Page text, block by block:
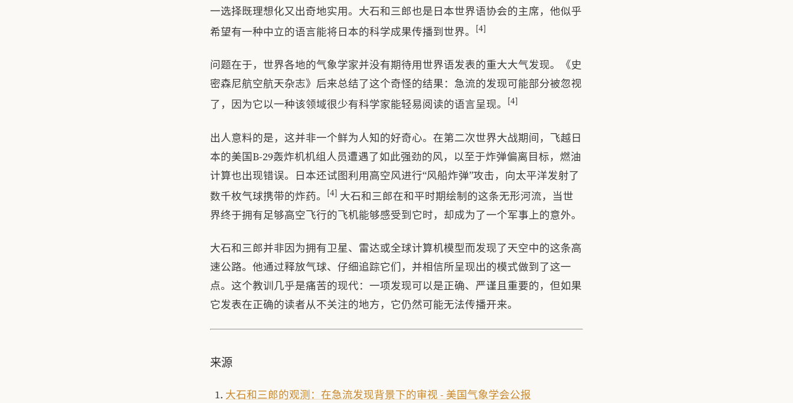
一选择既理想化又出奇地实用。大石和三郎也是日本世界语协会的主席，他似乎
希望有一种中立的语言能将日本的科学成果传播到世界。
[4]
问题在于，世界各地的气象学家并没有期待用世界语发表的重大大气发现。《史
密森尼航空航天杂志》后来总结了这个奇怪的结果：急流的发现可能部分被忽视
了，因为它以一种该领域很少有科学家能轻易阅读的语言呈现。
[4]
出人意料的是，这并非一个鲜为人知的好奇心。在第二次世界大战期间，飞越日
本的美国B-29轰炸机机组人员遭遇了如此强劲的风，以至于炸弹偏离目标，燃油
计算也出现错误。日本还试图利用高空风进行“风船炸弹”攻击，向太平洋发射了
数千枚气球携带的炸药。
[4] 大石和三郎在和平时期绘制的这条无形河流，当世
界终于拥有足够高空飞行的飞机能够感受到它时，却成为了一个军事上的意外。
大石和三郎并非因为拥有卫星、雷达或全球计算机模型而发现了天空中的这条高
速公路。他通过释放气球、仔细追踪它们，并相信所呈现出的模式做到了这一
点。这个教训几乎是痛苦的现代：一项发现可以是正确、严谨且重要的，但如果
它发表在正确的读者从不关注的地方，它仍然可能无法传播开来。
来源
大石和三郎的观测：在急流发现背景下的审视 - 美国气象学会公报